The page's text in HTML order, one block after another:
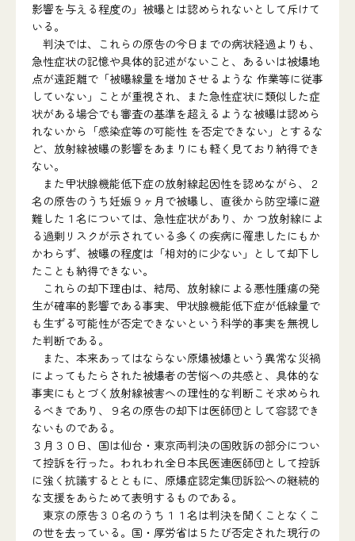
影響を与える程度の」被曝とは認められないとして斥けて
いる。
判決では、これらの原告の今日までの病状経過よりも、
急性症状の記憶や具体的記述がないこと、あるいは被爆地
点が遠距離で「被曝線量を増加させるような 作業等に従事
していない」ことが重視され、また急性症状に類似した症
状がある場合でも審査の基準を超えるような被曝は認めら
れないから「感染症等の可能性 を否定できない」とするな
ど、放射線被曝の影響をあまりにも軽く見ており納得でき
ない。
また甲状腺機能低下症の放射線起因性を認めながら、２
名の原告のうち妊娠９ヶ月で被曝し、直後から防空壕に避
難した１名については、急性症状があり、か つ放射線によ
る過剰リスクが示されている多くの疾病に罹患したにもか
かわらず、被曝の程度は「相対的に少ない」として却下し
たことも納得できない。
これらの却下理由は、結局、放射線による悪性腫瘍の発
生が確率的影響である事実、甲状腺機能低下症が低線量で
も生ずる可能性が否定できないという科学的事実を無視し
た判断である。
また、本来あってはならない原爆被爆という異常な災禍
によってもたらされた被爆者の苦悩への共感と、具体的な
事実にもとづく放射線被害への理性的な判断こそ求められ
るべきであり、９名の原告の却下は医師団として容認でき
ないものである。
３月３０日、国は仙台・東京両判決の国敗訴の部分につい
て控訴を行った。われわれ全日本民医連医師団として控訴
に強く抗議するとともに、原爆症認定集団訴訟への継続的
な支援をあらためて表明するものである。
東京の原告３０名のうち１１名は判決を聞くことなくこ
の世を去っている。国・厚労省は５たび否定された現行の